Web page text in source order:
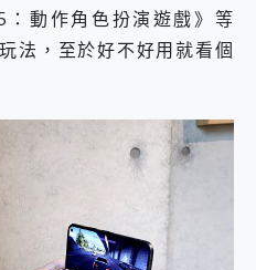
動作角色扮演遊戲》等
法，至於好不好用就看個